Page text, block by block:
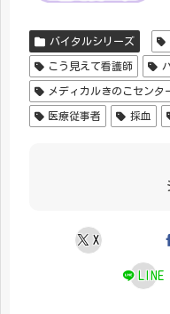
バイタルシリーズ
こう見えて看護師
メディカルきのこセンタ
医療従事者 採血
X
LINE